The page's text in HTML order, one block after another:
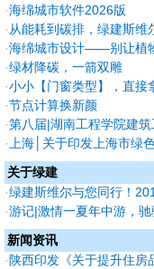
施方案》新建住宅全执行绿
2030保障房率先成"好房子
·海绵城市软件2026版
· 从能耗到碳排，绿建斯维
列软件2026版深度焕新
·海绵城市设计——别让植
拖垮你的出图效率
·绿材降碳，一箭双雕
·小小【门窗类型】，直接
·节点计算换新颜
·第八届|湖南工程学院建
院：绿建焕能—基于多能
学建筑低碳重塑
· 上海│关于印发上海市绿
过程管理相关格式文本的
关于绿建
·绿建斯维尔与您同行！
年绿色建筑夏令营
·游记|激情一夏年中游，
青草原！
新闻资讯
· 陕西印发《关于提升住房